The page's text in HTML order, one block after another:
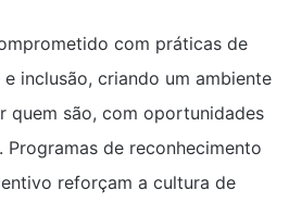
com práticas de
inclusão, criando um ambiente
quem são, com oportunidades
Programas de reconhecimento
reforçam a cultura de